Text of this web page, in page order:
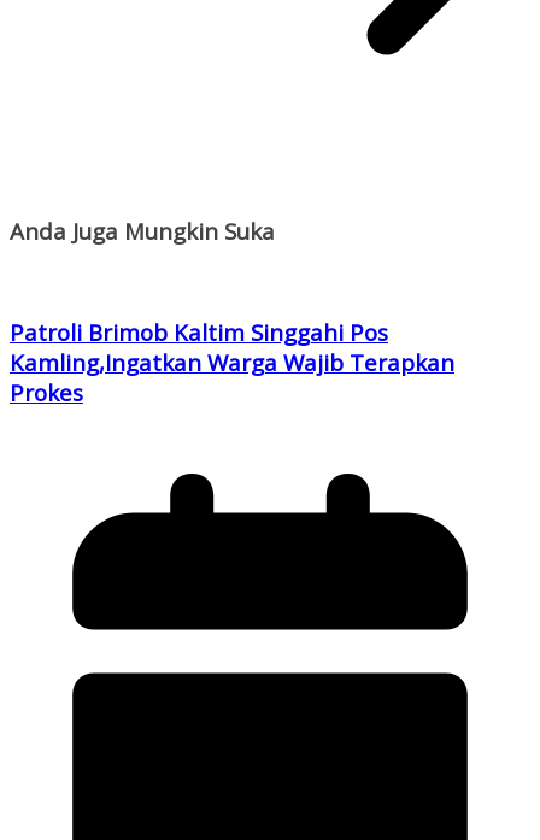
Anda Juga Mungkin Suka
Patroli Brimob Kaltim Singgahi Pos
Kamling,Ingatkan Warga Wajib Terapkan
Prokes